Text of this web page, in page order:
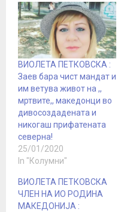
ВИОЛЕТА ПЕТКОВСКА :
Заев бара чист мандат и
им ветува живот на ,,
мртвите,, македонци во
дивосоздадената и
никогаш прифатената
северна!
25/01/2020
In "Колумни"
ВИОЛЕТА ПЕТКОВСКА
ЧЛЕН НА ИО РОДИНА
МАКЕДОНИЈА :